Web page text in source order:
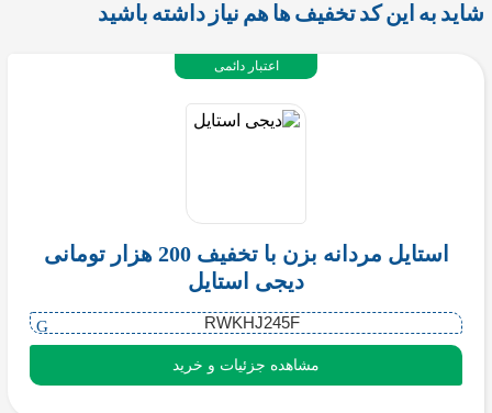
شاید به این کد تخفیف ها هم نیاز داشته باشید
استایل مردانه بزن با تخفیف 200 هزار تومانی
دیجی استایل
RWKHJ245F
مشاهده جزئیات و خرید
اعتبار دائمی